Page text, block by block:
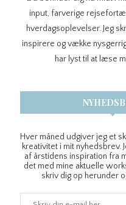
input, farverige
hverdagsoplevelser. Jeg
inspirere og vække
har lyst til at læse
Hver måned udgiver jeg et
kreativitet i mit nyhedsbrev.
af årstidens inspiration fra
det med mine aktuelle
skriv dig op herunder